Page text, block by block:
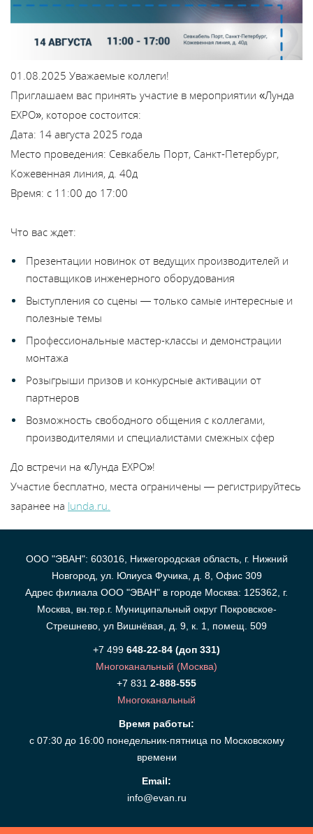
Найти
Сотрудничество
Информация
y
01.08.2025 Уважаемые коллеги!
Приглашаем вас принять участие в мероприятии «Лунда
EXPO», которое состоится:
Дата: 14 августа 2025 года
Место проведения: Севкабель Порт, Санкт-Петербург,
Кожевенная линия, д. 40д
Время: с 11:00 до 17:00
Что вас ждет:
Презентации новинок от ведущих производителей и
поставщиков инженерного оборудования
Выступления со сцены — только самые интересные и
полезные темы
Профессиональные мастер-классы и демонстрации
монтажа
Розыгрыши призов и конкурсные активации от
партнеров
Возможность свободного общения с коллегами,
производителями и специалистами смежных сфер
До встречи на «Лунда EXPO»!
Участие бесплатно, места ограничены — регистрируйтесь
заранее на lunda.ru.
ООО "ЭВАН": 603016, Нижегородская область, г. Нижний
Новгород, ул. Юлиуса Фучика, д. 8, Офис 309
Адрес филиала ООО "ЭВАН" в городе Москва: 125362, г.
Москва, вн.тер.г. Муниципальный округ Покровское-
Стрешнево, ул Вишнёвая, д. 9, к. 1, помещ. 509
+7 499 648-22-84 (доп 331)
Многоканальный (Москва)
+7 831 2-888-555
Многоканальный
Время работы:
с 07:30 до 16:00 понедельник-пятница по Московскому
времени
Email:
info@evan.ru